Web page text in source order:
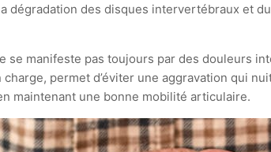
des disques intervertébraux et
se manifeste pas toujours par des douleurs
permet d’éviter une aggravation qui
maintenant une bonne mobilité articulaire.